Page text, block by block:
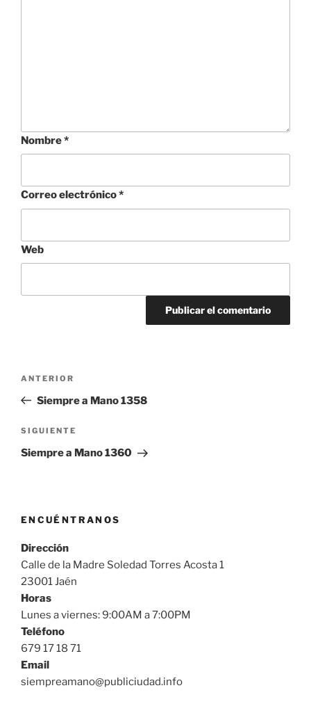
Nombre*
Correo electrónico*
Web
entradas
Entrada
anterior:
ANTERIOR
Siempre a Mano 1358
Siguiente
entrada
SIGUIENTE
Siempre a Mano 1360
ENCUÉNTRANOS
Dirección
Calle de la Madre Soledad Torres Acosta 1
23001 Jaén
Horas
Lunes a viernes: 9:00AM a 7:00PM
Teléfono
679 17 18 71
Email
siempreamano@publiciudad.info